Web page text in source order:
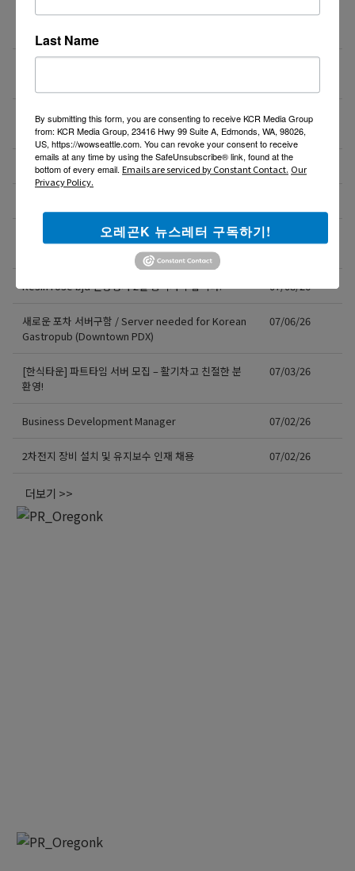
[미국 첫 상륙] K-셀프포토 브랜드 ‘포토그레이’ 가맹점
07/15/26
7월29일(수) 10:00am 오레곤 요양보호사 활동지원사
한국어 오리엔테이션
07/15/26
NE에 위치한 단체 티셔츠 제작 Store에서 구인합니다. 07/13/26
직업을 바꾸는 것이 아니라, 미래를 바꾸는 선택일 수
Resin rose bjd 인형행사 2일 통역사 구합니다. 07/08/26
새로운 포차 서버구함 / Server needed for Korean
Gastropub (Downtown PDX)
07/06/26
[한식타운] 파트타임 서버 모집 – 활기차고 친절한 분
환영!
07/03/26
Business Development Manager 07/02/26
2차전지 장비 설치 및 유지보수 인재 채용 07/02/26
더보기 >>
Last Name
By submitting this form, you are consenting to receive KCR Media Group
from: KCR Media Group, 23416 Hwy 99 Suite A, Edmonds, WA, 98026,
US, https://wowseattle.com. You can revoke your consent to receive
emails at any time by using the SafeUnsubscribe® link, found at the
bottom of every email. Emails are serviced by Constant Contact. Our
Privacy Policy.
오레곤K 뉴스레터 구독하기!